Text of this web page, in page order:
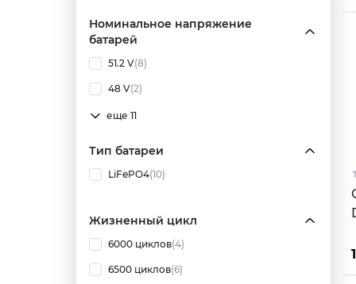
Номинальное напряжение
батарей
51.2 V(8)
48 V(2)
еще 11
Тип батареи
LiFePO4(10)
Жизненный цикл
6000 циклов(4)
6500 циклов(6)